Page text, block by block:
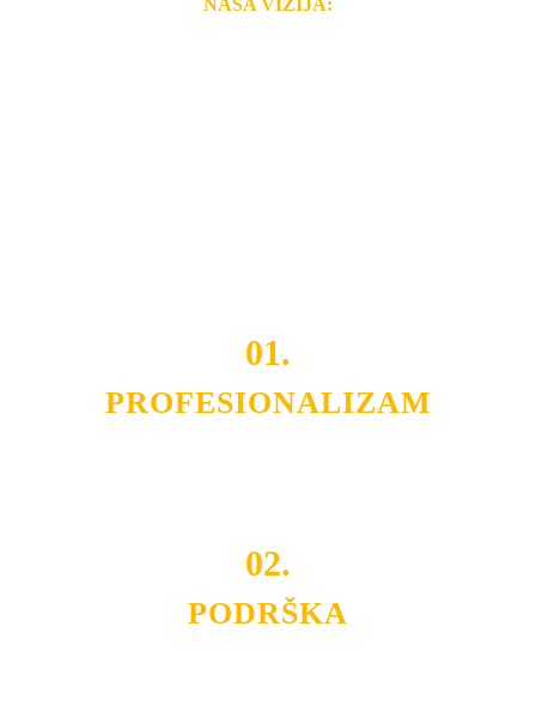
NAŠA VIZIJA:
01.
PROFESIONALIZAM
02.
PODRŠKA